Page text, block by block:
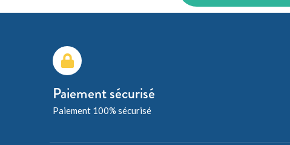
Paiement sécurisé
Paiement 100% sécurisé